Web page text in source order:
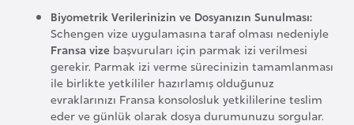
Biyometrik Verilerinizin ve Dosyanızın Sunulması:
Schengen vize uygulamasına taraf olması nedeniyle
Fransa vize başvuruları için parmak izi verilmesi
gerekir. Parmak izi verme sürecinizin tamamlanması
ile birlikte yetkililer hazırlamış olduğunuz
evraklarınızı Fransa konsolosluk yetkililerine teslim
eder ve günlük olarak dosya durumunuzu sorgular.